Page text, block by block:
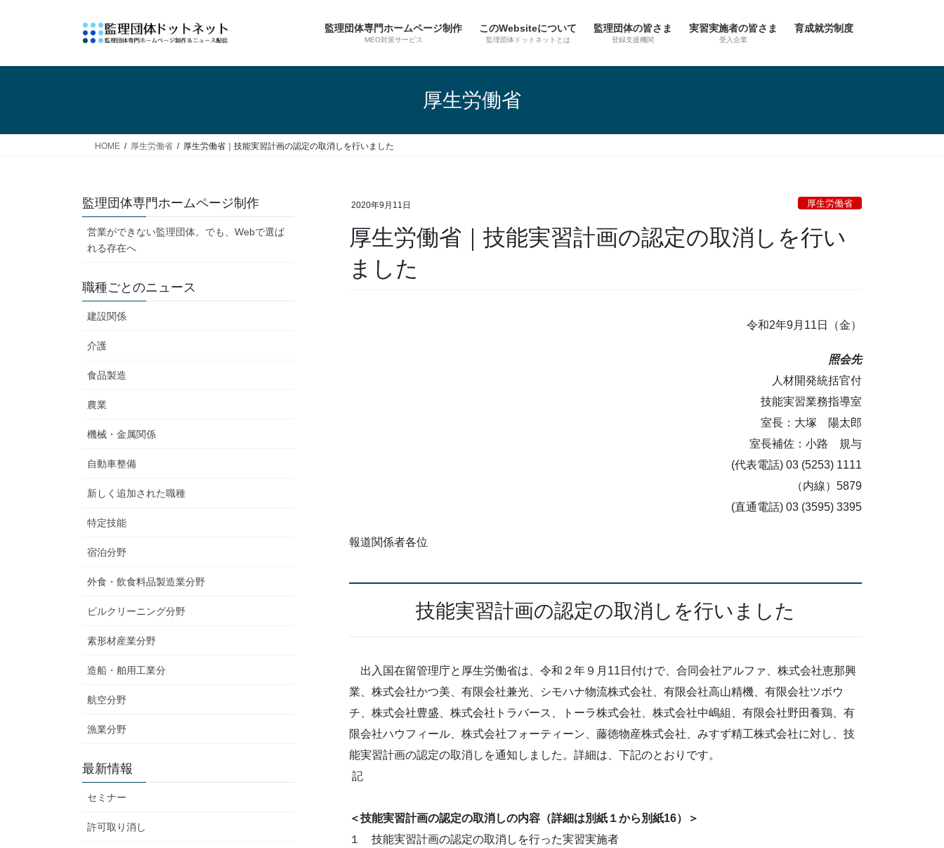
監理団体専門ホームページ制作
MEO対策サービス
このWebsiteについて
監理団体ドットネットとは
監理団体の皆さま
登録支援機関
実習実施者の皆さま
受入企業
育成就労制度
厚生労働省
HOME 厚生労働省 厚生労働省｜技能実習計画の認定の取消しを行いました
2020年9月11日 厚生労働省
厚生労働省｜技能実習計画の認定の取消しを行い
ました
令和2年9月11日（金）
照会先
人材開発統括官付
技能実習業務指導室
室長：大塚 陽太郎
室長補佐：小路 規与
(代表電話) 03 (5253) 1111
（内線）5879
(直通電話) 03 (3595) 3395
報道関係者各位
技能実習計画の認定の取消しを行いました
出入国在留管理庁と厚生労働省は、令和２年９月11日付けで、合同会社アルファ、株式会社恵那興
業、株式会社かつ美、有限会社兼光、シモハナ物流株式会社、有限会社高山精機、有限会社ツボウ
チ、株式会社豊盛、株式会社トラバース、トーラ株式会社、株式会社中嶋組、有限会社野田養鶏、有
限会社ハウフィール、株式会社フォーティーン、藤徳物産株式会社、みすず精工株式会社に対し、技
能実習計画の認定の取消しを通知しました。詳細は、下記のとおりです。
記
＜技能実習計画の認定の取消しの内容（詳細は別紙１から別紙16）＞
１ 技能実習計画の認定の取消しを行った実習実施者
監理団体専門ホームページ制作
営業ができない監理団体。でも、Webで選ば
れる存在へ
職種ごとのニュース
建設関係
介護
食品製造
農業
機械・金属関係
自動車整備
新しく追加された職種
特定技能
宿泊分野
外食・飲食料品製造業分野
ビルクリーニング分野
素形材産業分野
造船・舶用工業分
航空分野
漁業分野
最新情報
セミナー
許可取り消し